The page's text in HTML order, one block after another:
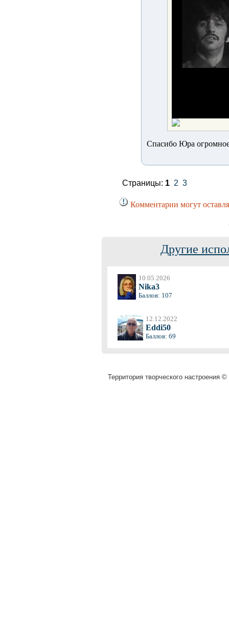
Спасибо Юра
Страницы: 1 2 3
Комментарии могут
Другие
10.05.2026
Nika3
Баллов: 107
12.12.2022
Eddi50
Баллов: 69
Территория творческого настроения